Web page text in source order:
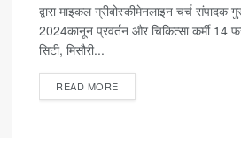
द्वारा माइकल ग्रीबोस्कीमेनलाइन चर्च संपादक
2024कानून प्रवर्तन और चिकित्सा कर्मी
सिटी, मिसौरी...
READ MORE